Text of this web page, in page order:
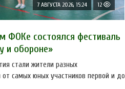
7 АВГУСТА 2026, 15:24 12
ФОКе состоялся фестиваль
и обороне»
стали жители разных
от самых юных участников первой и до